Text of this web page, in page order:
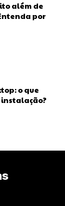
além de
por
o que